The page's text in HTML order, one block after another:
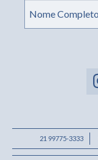
21 99775-3333